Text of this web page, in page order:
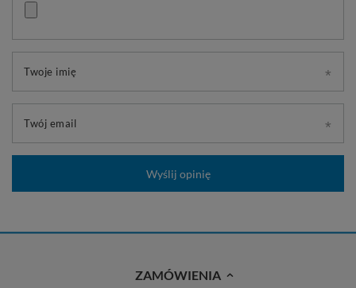
Twoje imię
Twój email
Wyślij opinię
ZAMÓWIENIA